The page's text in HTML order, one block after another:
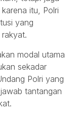
itu, Polri
yang
modal utama
sekadar
Polri yang
tantangan